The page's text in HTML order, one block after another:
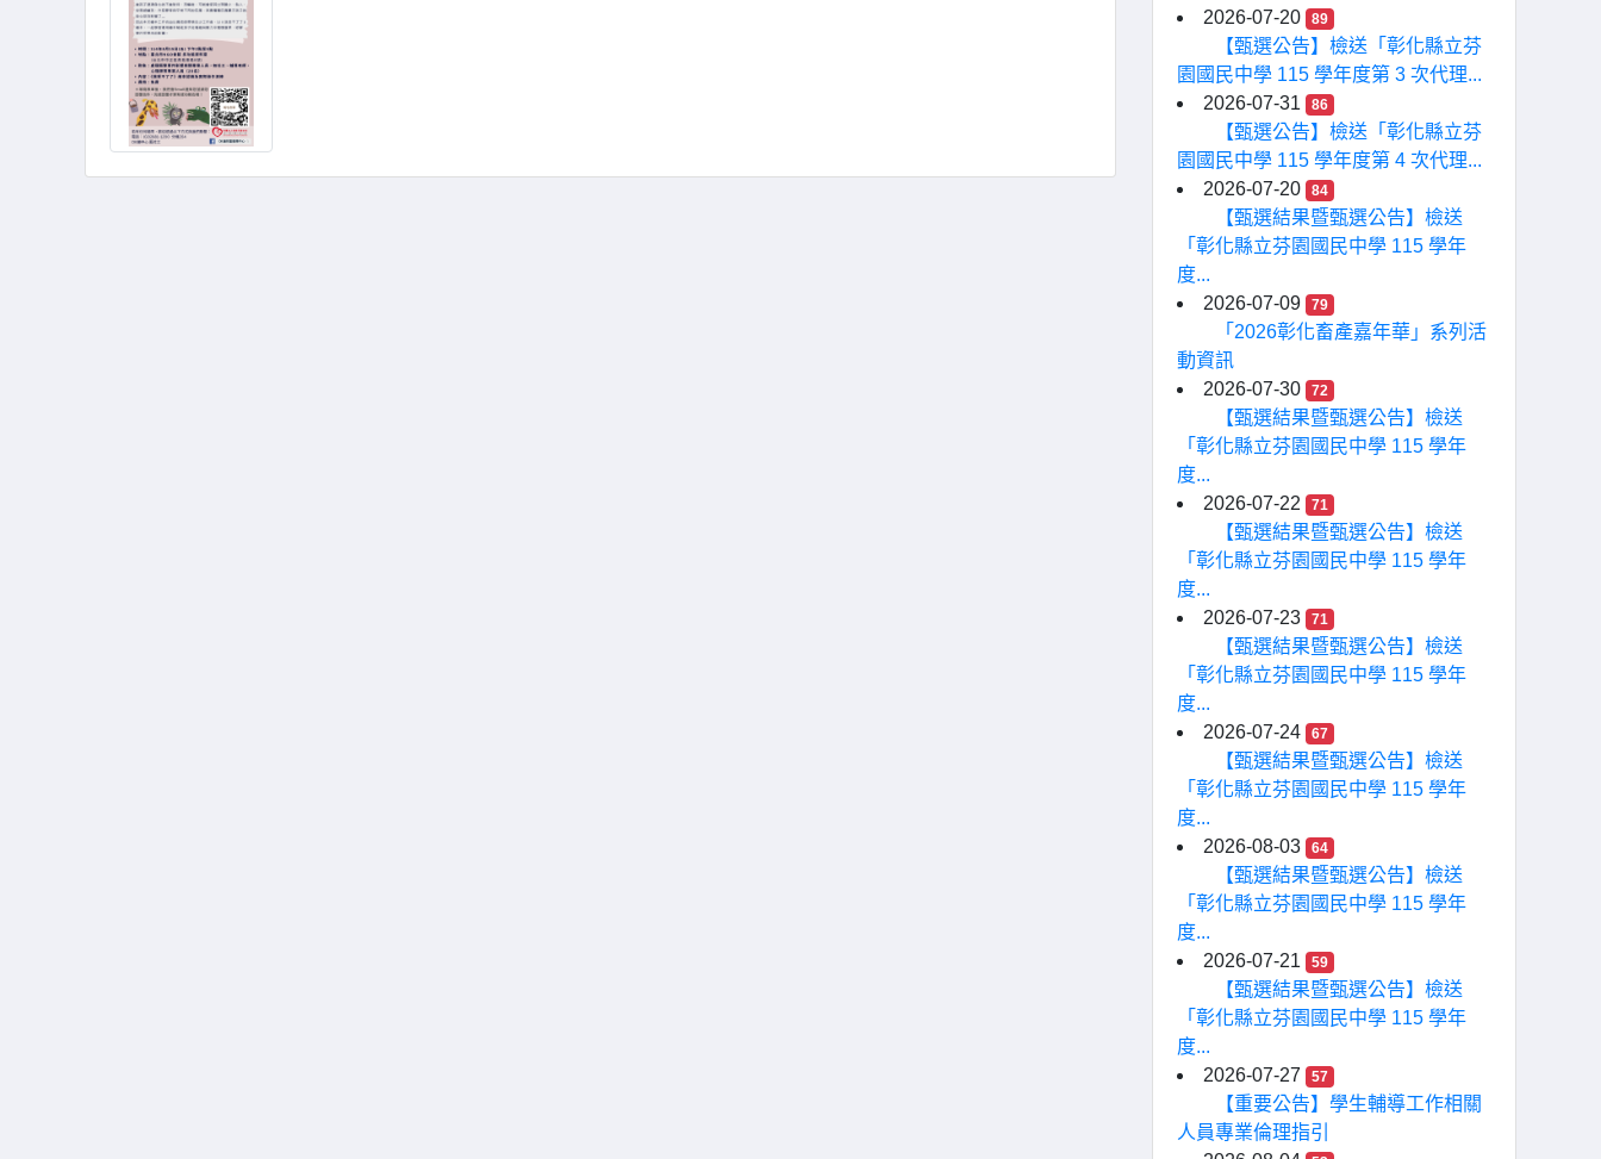
2026-07-20
89
【甄選公告】檢送「彰化縣立芬
園國民中學 115 學年度第 3 次代理...
2026-07-31
86
【甄選公告】檢送「彰化縣立芬
園國民中學 115 學年度第 4 次代理...
2026-07-20
84
【甄選結果暨甄選公告】檢送
「彰化縣立芬園國民中學 115 學年
度...
2026-07-09
79
「2026彰化畜產嘉年華」系列活
動資訊
2026-07-30
72
【甄選結果暨甄選公告】檢送
「彰化縣立芬園國民中學 115 學年
度...
2026-07-22
71
【甄選結果暨甄選公告】檢送
「彰化縣立芬園國民中學 115 學年
度...
2026-07-23
71
【甄選結果暨甄選公告】檢送
「彰化縣立芬園國民中學 115 學年
度...
2026-07-24
67
【甄選結果暨甄選公告】檢送
「彰化縣立芬園國民中學 115 學年
度...
2026-08-03
64
【甄選結果暨甄選公告】檢送
「彰化縣立芬園國民中學 115 學年
度...
2026-07-21
59
【甄選結果暨甄選公告】檢送
「彰化縣立芬園國民中學 115 學年
度...
2026-07-27
57
【重要公告】學生輔導工作相關
人員專業倫理指引